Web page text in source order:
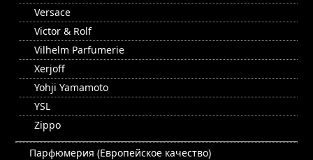
Versace
Victor & Rolf
Vilhelm Parfumerie
Xerjoff
Yohji Yamamoto
YSL
Zippo
Парфюмерия (Европейское качество)